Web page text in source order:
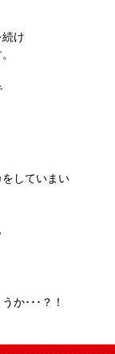
け
していまい
か･･･？！